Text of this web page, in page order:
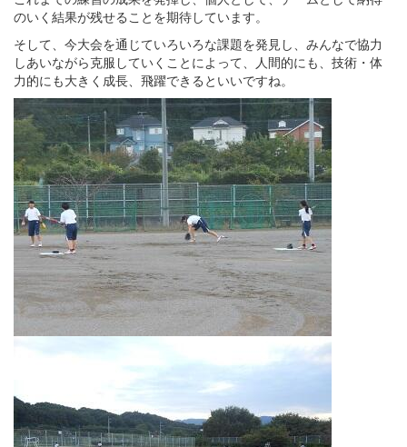
のいく結果が残せることを期待しています。
そして、今大会を通じていろいろな課題を発見し、みんなで協力
しあいながら克服していくことによって、人間的にも、技術・体
力的にも大きく成長、飛躍できるといいですね。